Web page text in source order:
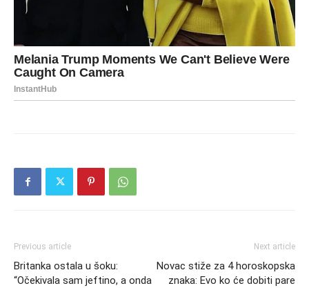
Previous article
Britanka ostala u šoku:
“Očekivala sam jeftino, a onda
Next article
Novac stiže za 4 horoskopska
znaka: Evo ko će dobiti pare